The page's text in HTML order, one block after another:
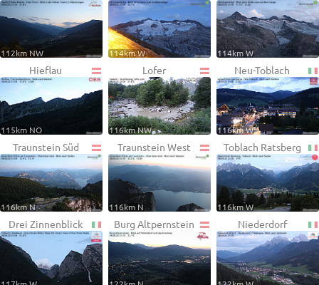
112km NW 114km W 114km W
Hieflau
115km NO
Lofer
116km NW
Neu-Toblach
116km W
Traunstein Süd
116km N
Traunstein West
116km N
Toblach Ratsberg
116km W
Drei Zinnenblick Burg Altpernstein Niederdorf